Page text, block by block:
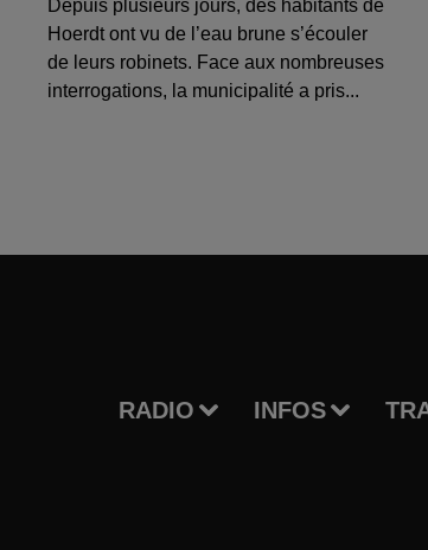
Depuis plusieurs jours, des habitants de
Hoerdt ont vu de l’eau brune s’écouler
de leurs robinets. Face aux nombreuses
interrogations, la municipalité a pris...
RADIO INFOS